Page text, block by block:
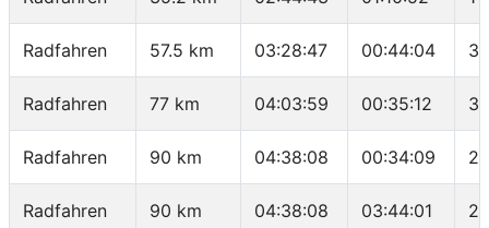
Radfahren 57.5 km 03:28:47 00:44:04
Radfahren 77 km 04:03:59 00:35:12
Radfahren 90 km 04:38:08 00:34:09
Radfahren 90 km 04:38:08 03:44:01